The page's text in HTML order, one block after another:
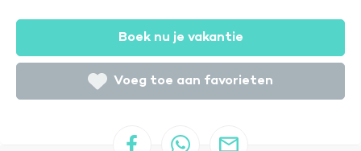
Boek nu je vakantie
Voeg toe aan favorieten